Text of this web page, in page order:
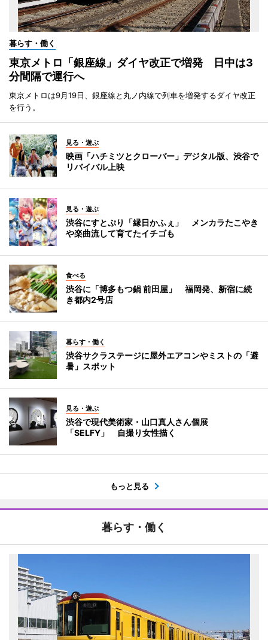
暮らす・働く
東京メトロ「銀座線」ダイヤ改正で増発 日中は3
分間隔で運行へ
東京メトロは9月19日、銀座線と丸ノ内線で列車を増発するダイヤ改正
を行う。
見る・遊ぶ
映画「ハチミツとクローバー」デジタル版、渋谷で
リバイバル上映
見る・遊ぶ
渋谷にすとぷり「縁日かふぇ」 メンカラたこやき
や楽曲流して育てたイチゴも
食べる
渋谷に「博多もつ鍋 前田屋」 福岡発、新宿に続
き都内2号店
暮らす・働く
渋谷サクラステージに屋外エアコンやミストの「避
暑」スポット
見る・遊ぶ
渋谷で現代美術家・山口真人さん個展
「SELFY」 自撮り女性描く
もっと見る
暮らす・働く